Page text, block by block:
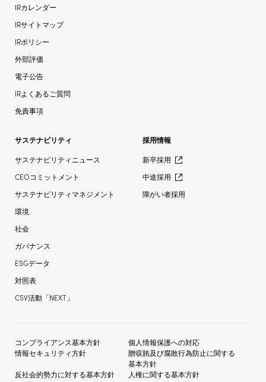
IRカレンダー
IRサイトマップ
IRポリシー
外部評価
電子公告
IRよくあるご質問
免責事項
サステナビリティ
サステナビリティニュース
CEOコミットメント
サステナビリティマネジメント
環境
社会
ガバナンス
ESGデータ
対照表
CSV活動「NEXT」
採用情報
新卒採用
中途採用
障がい者採用
コンプライアンス基本方針
個人情報保護への対応
情報セキュリティ方針
贈収賄及び腐敗行為防止に関する
基本方針
反社会的勢力に対する基本方針
人権に関する基本方針